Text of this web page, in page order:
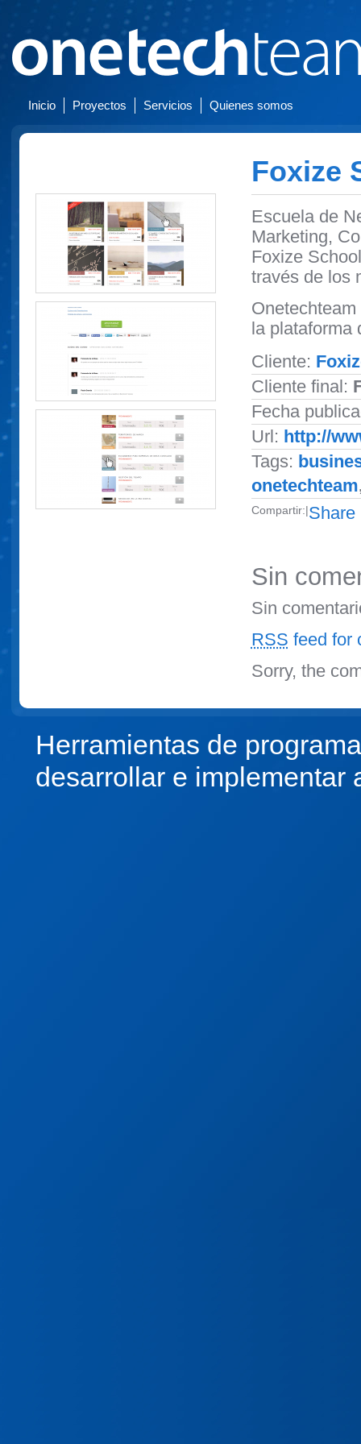
Inicio Proyectos Servicios Quienes somos
Foxize
Escuela de
Marketing,
Foxize
través de los
la plataforma
Cliente:
Cliente final:
Fecha
Url: http://
Tags:
onetechteam
Compartir: Share
|
Sin
Sin
RSS feed for
Sorry, the
Herramientas de
desarrollar e implementar